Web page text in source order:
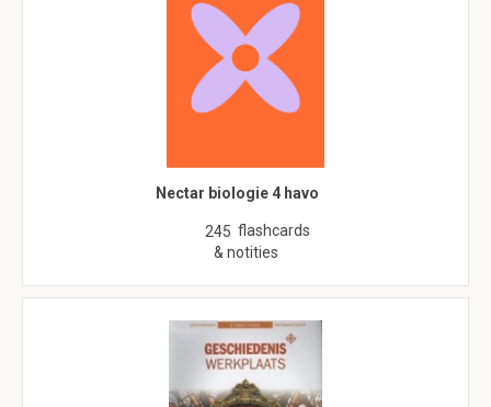
Nectar biologie 4 havo
245 flashcards
& notities